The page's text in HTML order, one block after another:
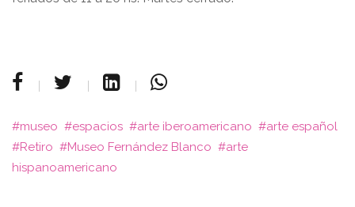
museo espacios arte iberoamericano
arte español
Retiro
Museo Fernández Blanco
arte
hispanoamericano